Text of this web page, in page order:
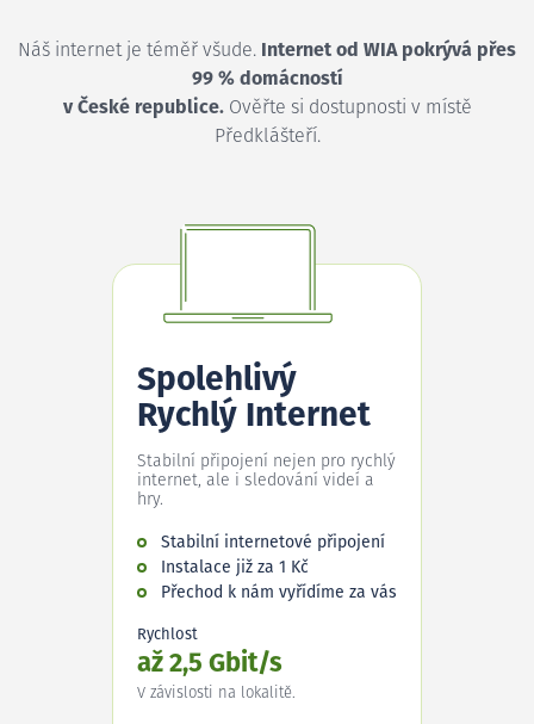
Náš internet je téměř všude. Internet od WIA pokrývá přes
99 % domácností
v České republice.Ověřte si dostupnosti v místě
Předklášteří.
Spolehlivý
Rychlý Internet
Stabilní připojení nejen pro rychlý
internet, ale i sledování videí a
hry.
Stabilní internetové připojení
Instalace již za 1 Kč
Přechod k nám vyřídíme za vás
Rychlost
až 2,5 Gbit/s
V závislosti na lokalitě.